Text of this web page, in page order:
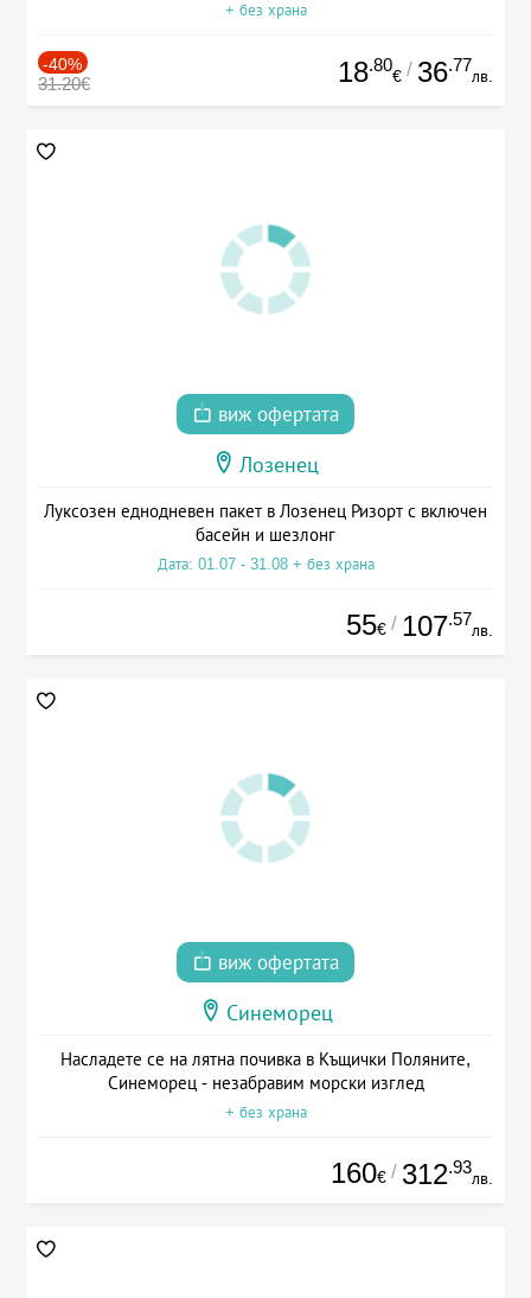
+ без храна
-40%
31.20€ 18.80
€ / 36.77
лв.
виж офертата
Лозенец
Луксозен еднодневен пакет в Лозенец Ризорт с включен
басейн и шезлонг
Дата: 01.07 - 31.08 + без храна
55€ / 107.57
лв.
виж офертата
Синеморец
Насладете се на лятна почивка в Къщички Поляните,
Синеморец - незабравим морски изглед
+ без храна
160€ / 312.93
лв.